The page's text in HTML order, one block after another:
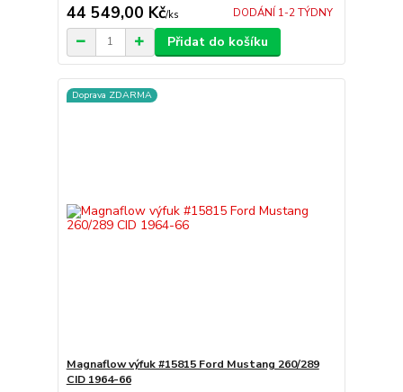
44 549,00 Kč/ks DODÁNÍ 1-2 TÝDNY
Přidat do košíku
Doprava ZDARMA
Magnaflow výfuk #15815 Ford Mustang 260/289
CID 1964-66